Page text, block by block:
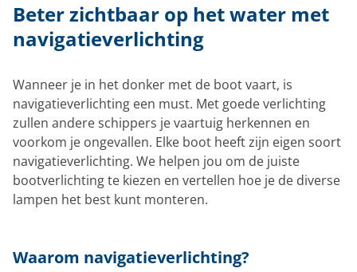
Beter zichtbaar op het water met
navigatieverlichting
Wanneer je in het donker met de boot vaart, is
navigatieverlichting een must. Met goede verlichting
zullen andere schippers je vaartuig herkennen en
voorkom je ongevallen. Elke boot heeft zijn eigen soort
navigatieverlichting. We helpen jou om de juiste
bootverlichting te kiezen en vertellen hoe je de diverse
lampen het best kunt monteren.
Waarom navigatieverlichting?